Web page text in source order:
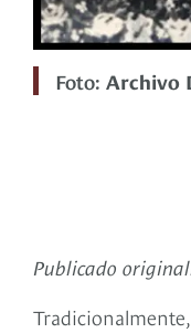
Foto: Archivo
Publicado